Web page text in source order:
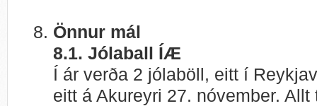
Önnur mál
8.1. Jólaball ÍÆ
Í ár verða 2 jólaböll, eitt í
eitt á Akureyri 27. nóvember.